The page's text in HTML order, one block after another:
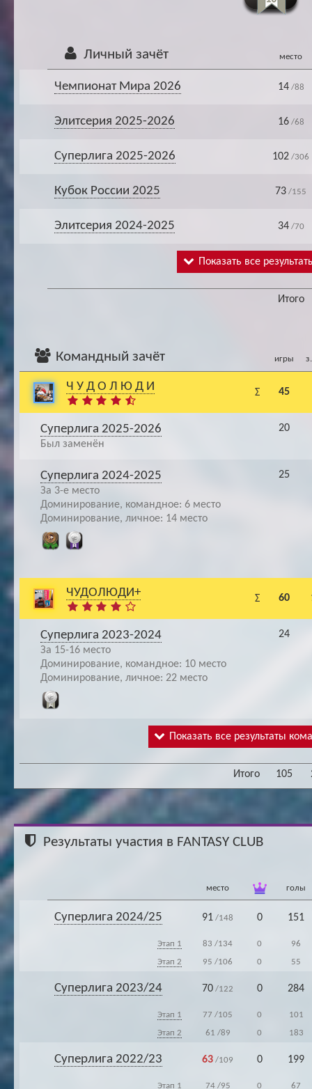
Личный зачёт место
Чемпионат Мира 2026 14/88
Элитсерия 2025-2026 16/68
Суперлига 2025-2026 102 /306
Кубок России 2025 73 /155
Элитсерия 2024-2025 34/70
Показать все
Итого
Командный зачёт игры
Ч У Д О Л Ю Д И Σ 45
Суперлига 2025-2026
Был заменён
20
Суперлига 2024-2025
За 3-е место
Доминирование, командное: 6 место
Доминирование, личное: 14 место
25
ЧУДОЛЮДИ+ Σ 60
Суперлига 2023-2024
За 15-16 место
Доминирование, командное: 10 место
Доминирование, личное: 22 место
24
Показать все результаты
Итого 105
Результаты участия в FANTASY CLUB
место голы
Суперлига 2024/25 91 /148 0 151
Этап 1 83 /134 0
96
Этап 2
95 /106 0 55
Суперлига 2023/24 70 /122 0 284
Этап 1 77 /105 0
101
Этап 2
61 /89 0 183
Суперлига 2022/23 63 /109 0 199
Этап 1 74/95 0 67